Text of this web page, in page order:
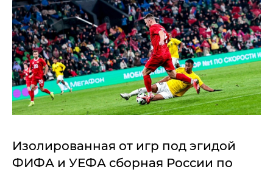
Изолированная от игр под эгидой
ФИФА и УЕФА сборная России по